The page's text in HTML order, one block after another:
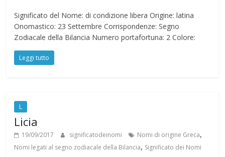
Significato del Nome: di condizione libera Origine: latina
Onomastico: 23 Settembre Corrispondenze: Segno
Zodiacale della Bilancia Numero portafortuna: 2 Colore:
Leggi tutto
L
Licia
19/09/2017 significatodeinomi Nomi di origine Greca,
Nomi legati al segno zodiacale della Bilancia, Significato dei Nomi